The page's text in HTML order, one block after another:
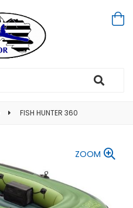
FISH HUNTER 360
ZOOM